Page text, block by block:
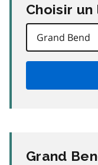
Choisir un
Grand